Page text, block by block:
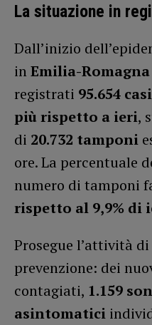
La situazione in
Dall’inizio
inEmilia-Romagna
registrati 95.654 casi
più rispetto a ieri,
di 20.732 tamponi
ore. La percentuale
numero di tamponi
rispetto al 9,9% di
Prosegue l’attività
prevenzione: dei
contagiati, 1.159
asintomatici